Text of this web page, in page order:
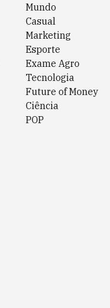
Mundo
Casual
Marketing
Esporte
Exame Agro
Tecnologia
Future of Money
Ciência
POP